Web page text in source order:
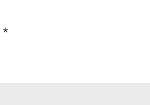
*